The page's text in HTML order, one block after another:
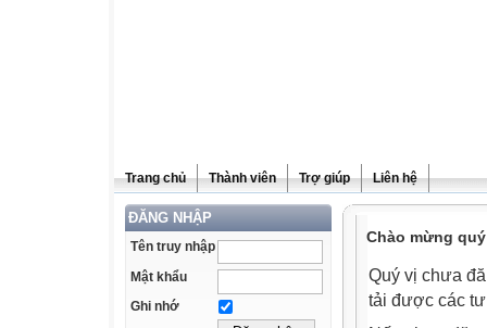
Trang chủ Thành viên Trợ giúp Liên hệ
ĐĂNG NHẬP
Tên truy nhập
Mật khẩu
Ghi nhớ
Chào mừng
Quý vị chưa
tải được các